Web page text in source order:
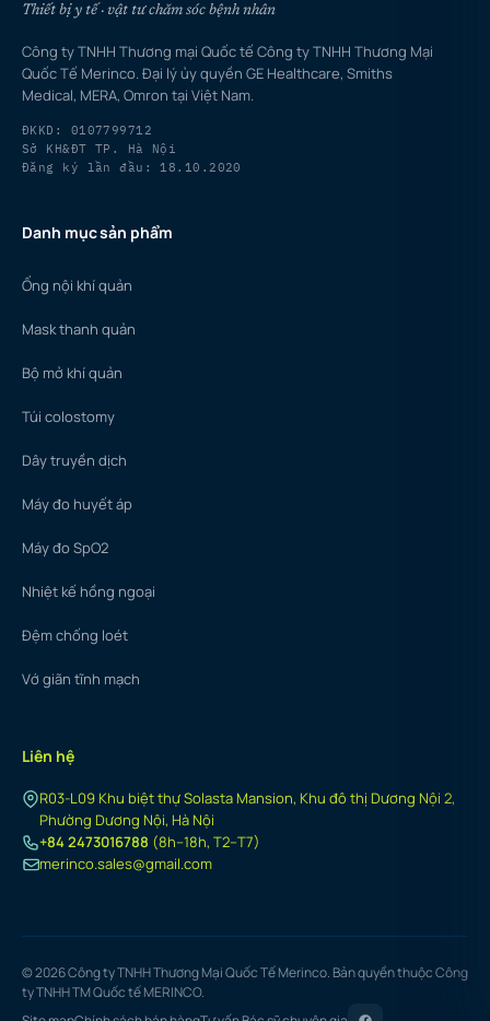
Thiết bị y tế · vật tư chăm sóc bệnh nhân
Công ty TNHH Thương mại Quốc tế Công ty TNHH Thương Mại
Quốc Tế Merinco. Đại lý ủy quyền GE Healthcare, Smiths
Medical, MERA, Omron tại Việt Nam.
ĐKKD: 0107799712
Sở KH&ĐT TP. Hà Nội
Đăng ký lần đầu: 18.10.2020
Danh mục sản phẩm
Ống nội khí quản
Mask thanh quản
Bộ mở khí quản
Túi colostomy
Dây truyền dịch
Máy đo huyết áp
Máy đo SpO2
Nhiệt kế hồng ngoại
Đệm chống loét
Vớ giãn tĩnh mạch
Liên hệ
R03-L09 Khu biệt thự Solasta Mansion, Khu đô thị Dương Nội 2,
Phường Dương Nội, Hà Nội
+84 2473016788 (8h–18h, T2–T7)
merinco.sales@gmail.com
© 2026 Công ty TNHH Thương Mại Quốc Tế Merinco. Bản quyền thuộc Công
ty TNHH TM Quốc tế MERINCO.